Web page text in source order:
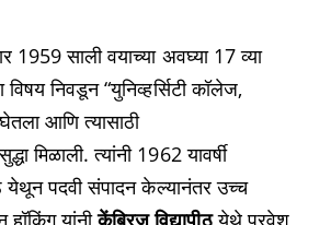
1959 साली वयाच्या अवघ्या 17 व्या
विषय निवडून “युनिव्हर्सिटी कॉलेज,
आणि त्यासाठी
सुद्धा मिळाली. त्यांनी 1962 यावर्षी
येथून पदवी संपादन केल्यानंतर उच्च